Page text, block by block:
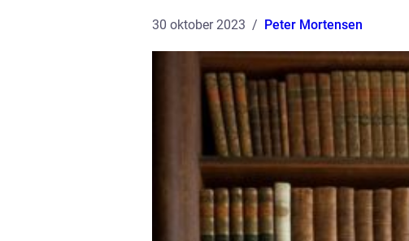
30 oktober 2023 Peter Mortensen